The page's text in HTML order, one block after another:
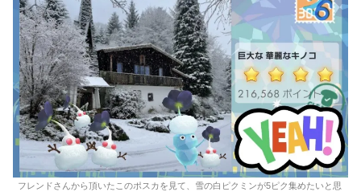
フレンドさんから頂いたこのポスカを見て、雪の白ピクミンが5ピク集めたいと思